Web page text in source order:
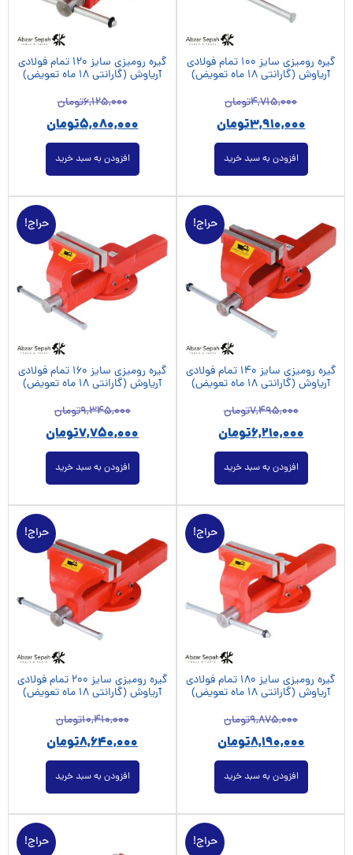
گیره رومیزی سایز 100 تمام فولادی
آریاوش (گارانتی 18 ماه تعویض)
4,715,000تومان
3,910,000تومان
افزودن به سبد خرید
گیره رومیزی سایز 120 تمام فولادی
آریاوش (گارانتی 18 ماه تعویض)
6,125,000تومان
5,080,000تومان
افزودن به سبد خرید
حراج!
گیره رومیزی سایز 140 تمام فولادی
آریاوش (گارانتی 18 ماه تعویض)
7,495,000تومان
6,210,000تومان
افزودن به سبد خرید
حراج!
گیره رومیزی سایز 160 تمام فولادی
آریاوش (گارانتی 18 ماه تعویض)
9,345,000تومان
7,750,000تومان
افزودن به سبد خرید
حراج!
گیره رومیزی سایز 180 تمام فولادی
آریاوش (گارانتی 18 ماه تعویض)
9,875,000تومان
8,190,000تومان
افزودن به سبد خرید
حراج!
گیره رومیزی سایز 200 تمام فولادی
آریاوش (گارانتی 18 ماه تعویض)
10,410,000تومان
8,640,000تومان
افزودن به سبد خرید
حراج! حراج!